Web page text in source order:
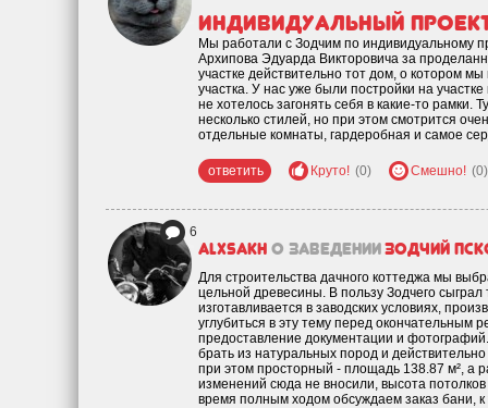
Индивидуальный
Мы работали с Зодчим по индивидуальному
Архипова Эдуарда Викторовича за
участке действительно тот дом, о котором
участка. У нас уже были постройки на
не хотелось загонять себя в какие-то рамки.
несколько стилей, но при этом смотрится
отдельные комнаты, гардеробная и самое
ответить Круто! (0) Смешно! (0)
6
alxsakh о заведенииЗодчий
Для строительства дачного коттеджа мы
цельной древесины. В пользу Зодчего
изготавливается в заводских условиях,
углубиться в эту тему перед окончательным
предоставление документации и
брать из натуральных пород и
при этом просторный - площадь 138.87 м², а
изменений сюда не вносили, высота
время полным ходом обсуждаем заказ бани,